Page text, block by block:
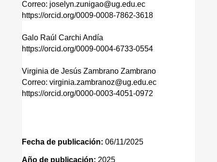
Correo: joselyn.zunigao@ug.edu.ec
https://orcid.org/0009-0008-7862-3618
Galo Raúl Carchi Andía
https://orcid.org/0009-0004-6733-0554
Virginia de Jesús Zambrano Zambrano
Correo: virginia.zambranoz@ug.edu.ec
https://orcid.org/0000-0003-4051-0972
Fecha de publicación: 06/11/2025
Año de publicación: 2025